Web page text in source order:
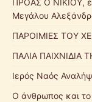
ΠΡΟΑΣ Ο ΝΙΚΙΟΥ,
Μεγάλου
ΠΑΡΟΙΜΙΕΣ ΤΟΥ
ΠΑΛΙΑ ΠΑΙΧΝΙΔΙΑ
Ιερός Ναός
Ο άνθρωπος και